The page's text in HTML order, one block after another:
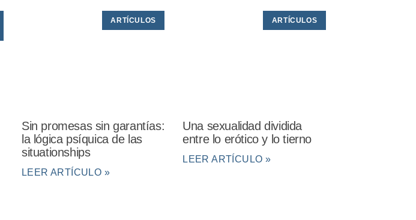
ARTÍCULOS
Sin promesas sin garantías:
la lógica psíquica de las
situationships
LEER ARTÍCULO »
ARTÍCULOS
Una sexualidad dividida
entre lo erótico y lo tierno
LEER ARTÍCULO »